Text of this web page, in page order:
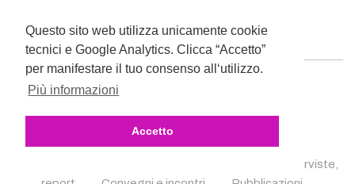
Questo sito web utilizza unicamente cookie
tecnici e Google Analytics. Clicca “Accetto”
per manifestare il tuo consenso all‘utilizzo.
Più informazioni
Accetto
Articoli, interviste,